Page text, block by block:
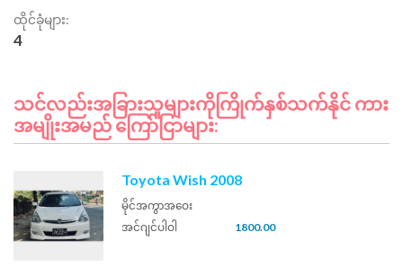
ထိုင်ခုံများ:
4
သင်လည်းအခြားသူများကိုကြိုက်နှစ်သက်နိုင် ကား
အမျိုးအမည် ကြော်ငြာများ:
Toyota Wish 2008
မိုင်အကွာအဝေး
အင်ဂျင်ပါဝါ
1800.00